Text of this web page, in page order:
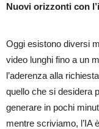
Nuovi orizzonti con
Oggi esistono diversi
video lunghi fino a un
l’aderenza alla
quello che si desidera
generare in pochi
mentre scriviamo, l’IA